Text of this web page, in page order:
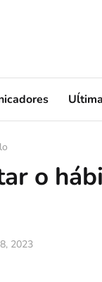
o
2023